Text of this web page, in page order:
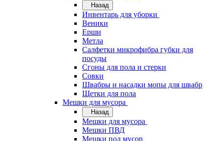
Назад
Инвентарь для уборки
Веники
Ерши
Метла
Салфетки микрофибра губки для
посуды
Сгоны для пола и стерки
Совки
Швабры и насадки мопы для швабр
Щетки для пола
Мешки для мусора
Назад
Мешки для мусора
Мешки ПВД
Мешки под мусор